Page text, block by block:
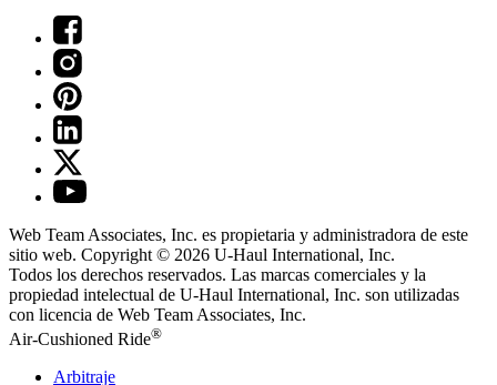
Web Team Associates, Inc. es propietaria y administradora de este
sitio web. Copyright © 2026 U-Haul International, Inc.
Todos los derechos reservados. Las marcas comerciales y la
propiedad intelectual de U-Haul International, Inc. son utilizadas
con licencia de Web Team Associates, Inc.
Air-Cushioned Ride®
Arbitraje